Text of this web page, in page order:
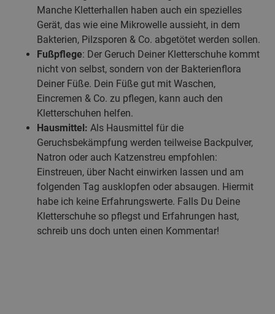
Manche Kletterhallen haben auch ein spezielles
Gerät, das wie eine Mikrowelle aussieht, in dem
Bakterien, Pilzsporen & Co. abgetötet werden sollen.
Fußpflege: Der Geruch Deiner Kletterschuhe kommt
nicht von selbst, sondern von der Bakterienflora
Deiner Füße. Dein Füße gut mit Waschen,
Eincremen & Co. zu pflegen, kann auch den
Kletterschuhen helfen.
Hausmittel: Als Hausmittel für die
Geruchsbekämpfung werden teilweise Backpulver,
Natron oder auch Katzenstreu empfohlen:
Einstreuen, über Nacht einwirken lassen und am
folgenden Tag ausklopfen oder absaugen. Hiermit
habe ich keine Erfahrungswerte. Falls Du Deine
Kletterschuhe so pflegst und Erfahrungen hast,
schreib uns doch unten einen Kommentar!